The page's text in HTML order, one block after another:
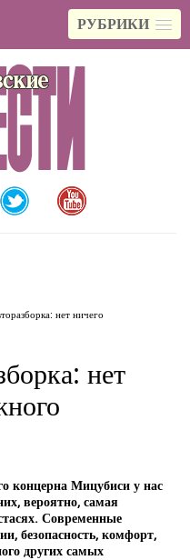
РУБРИКИ
нет ничего
нет
концерна Мицубиси у нас
вероятно, самая
Современные
безопасность, комфорт,
других самых